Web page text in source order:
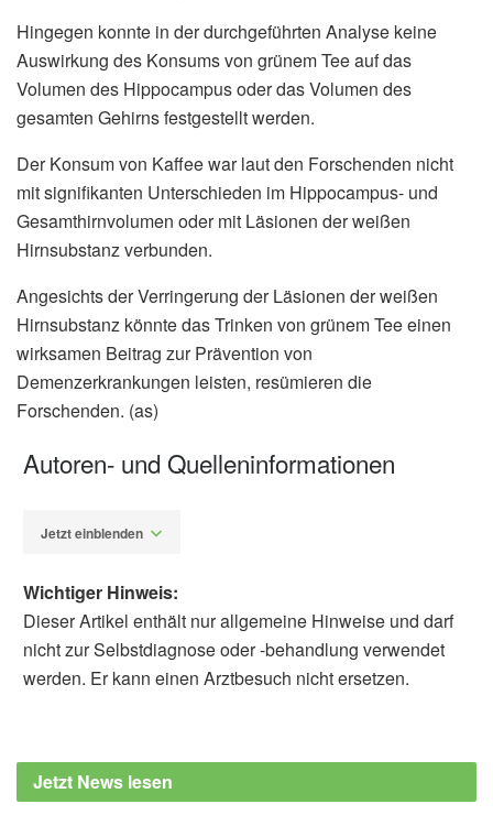
Hingegen konnte in der durchgeführten Analyse keine
Auswirkung des Konsums von grünem Tee auf das
Volumen des Hippocampus oder das Volumen des
gesamten Gehirns festgestellt werden.
Der Konsum von Kaffee war laut den Forschenden nicht
mit signifikanten Unterschieden im Hippocampus- und
Gesamthirnvolumen oder mit Läsionen der weißen
Hirnsubstanz verbunden.
Angesichts der Verringerung der Läsionen der weißen
Hirnsubstanz könnte das Trinken von grünem Tee einen
wirksamen Beitrag zur Prävention von
Demenzerkrankungen leisten, resümieren die
Forschenden. (as)
Autoren- und Quelleninformationen
Jetzt einblenden
Taro Ozaki, Yuta Usui, Yasuyuki Taki, et al.:
Green tea consumption and cerebral white
Wichtiger Hinweis:
Dieser Artikel enthält nur allgemeine Hinweise und darf
nicht zur Selbstdiagnose oder -behandlung verwendet
werden. Er kann einen Arztbesuch nicht ersetzen.
Jetzt News lesen